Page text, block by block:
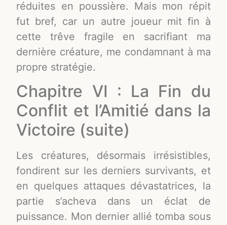
réduites en poussière. Mais mon répit
fut bref, car un autre joueur mit fin à
cette trêve fragile en sacrifiant ma
dernière créature, me condamnant à ma
propre stratégie.
Chapitre VI : La Fin du
Conflit et l’Amitié dans la
Victoire (suite)
Les créatures, désormais irrésistibles,
fondirent sur les derniers survivants, et
en quelques attaques dévastatrices, la
partie s’acheva dans un éclat de
puissance. Mon dernier allié tomba sous